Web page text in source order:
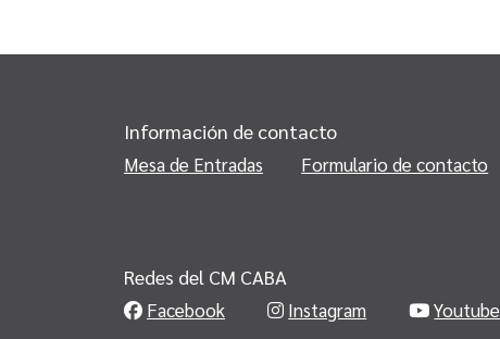
Información de contacto
Mesa de Entradas Formulario de contacto
Redes del CM CABA
Facebook Instagram Youtube